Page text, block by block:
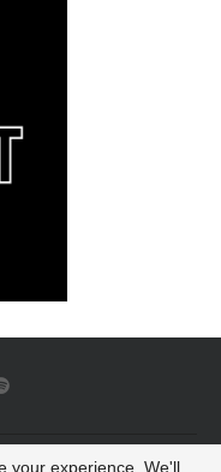
Reserved
your experience. We'll